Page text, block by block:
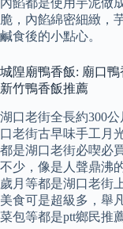
內餡都是使用芋泥做
脆，內餡綿密細緻，
鹹食後的小點心。
城隍廟鴨香飯: 廟口
新竹鴨香飯推薦
湖口老街全長約300
口老街古早味手工月
都是湖口老街必喫必
不少，像是人聲鼎沸
歲月等都是湖口老街
美食可是超級多，舉
菜包等都是ptt鄉民推